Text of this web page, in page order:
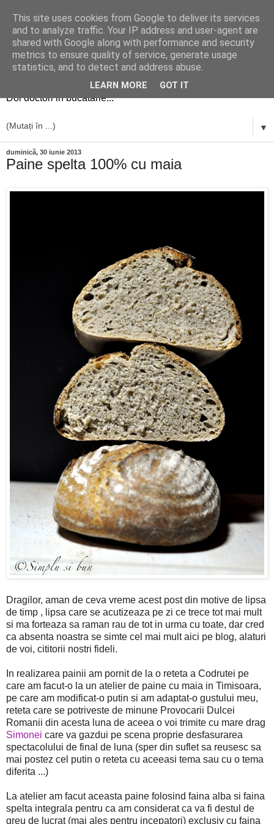
simplu si bun
Doi doctori in bucatarie...
▼
duminică, 30 iunie 2013
Paine spelta 100% cu maia
Dragilor, aman de ceva vreme acest post din motive de lipsa
de timp , lipsa care se acutizeaza pe zi ce trece tot mai mult
si ma forteaza sa raman rau de tot in urma cu toate, dar cred
ca absenta noastra se simte cel mai mult aici pe blog, alaturi
de voi, cititorii nostri fideli.
In realizarea painii am pornit de la o reteta a Codrutei pe
care am facut-o la un atelier de paine cu maia in Timisoara,
pe care am modificat-o putin si am adaptat-o gustului meu,
reteta care se potriveste de minune Provocarii Dulcei
Romanii din acesta luna de aceea o voi trimite cu mare drag
Simonei care va gazdui pe scena proprie desfasurarea
spectacolului de final de luna (sper din suflet sa reusesc sa
mai postez cel putin o reteta cu aceeasi tema sau cu o tema
diferita ...)
La atelier am facut aceasta paine folosind faina alba si faina
spelta integrala pentru ca am considerat ca va fi destul de
greu de lucrat (mai ales pentru incepatori) exclusiv cu faina
This site uses cookies from Google to deliver its services
and to analyze traffic. Your IP address and user-agent are
shared with Google along with performance and security
metrics to ensure quality of service, generate usage
statistics, and to detect and address abuse.
LEARN MORE GOT IT